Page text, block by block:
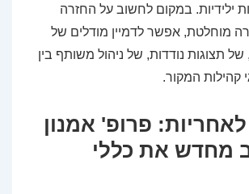
ילידיות. במקום לחשוב על החזרה
מוחלטת, אפשר לדמיין מודלים של
תצוגות נודדות, של ניהול משותף בין
קהילות המקור.
לאחריות: פרופ' אמנון
מחדש את כללי